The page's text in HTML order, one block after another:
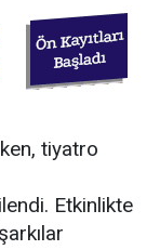
tiyatro
Etkinlikte